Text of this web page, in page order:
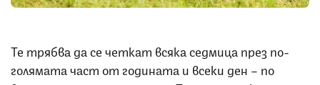
Те трябва да се четкат всяка седмица през по-
голямата част от годината и всеки ден – по